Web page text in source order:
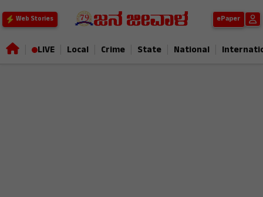
Web Stories ePaper
LIVE Local Crime State National